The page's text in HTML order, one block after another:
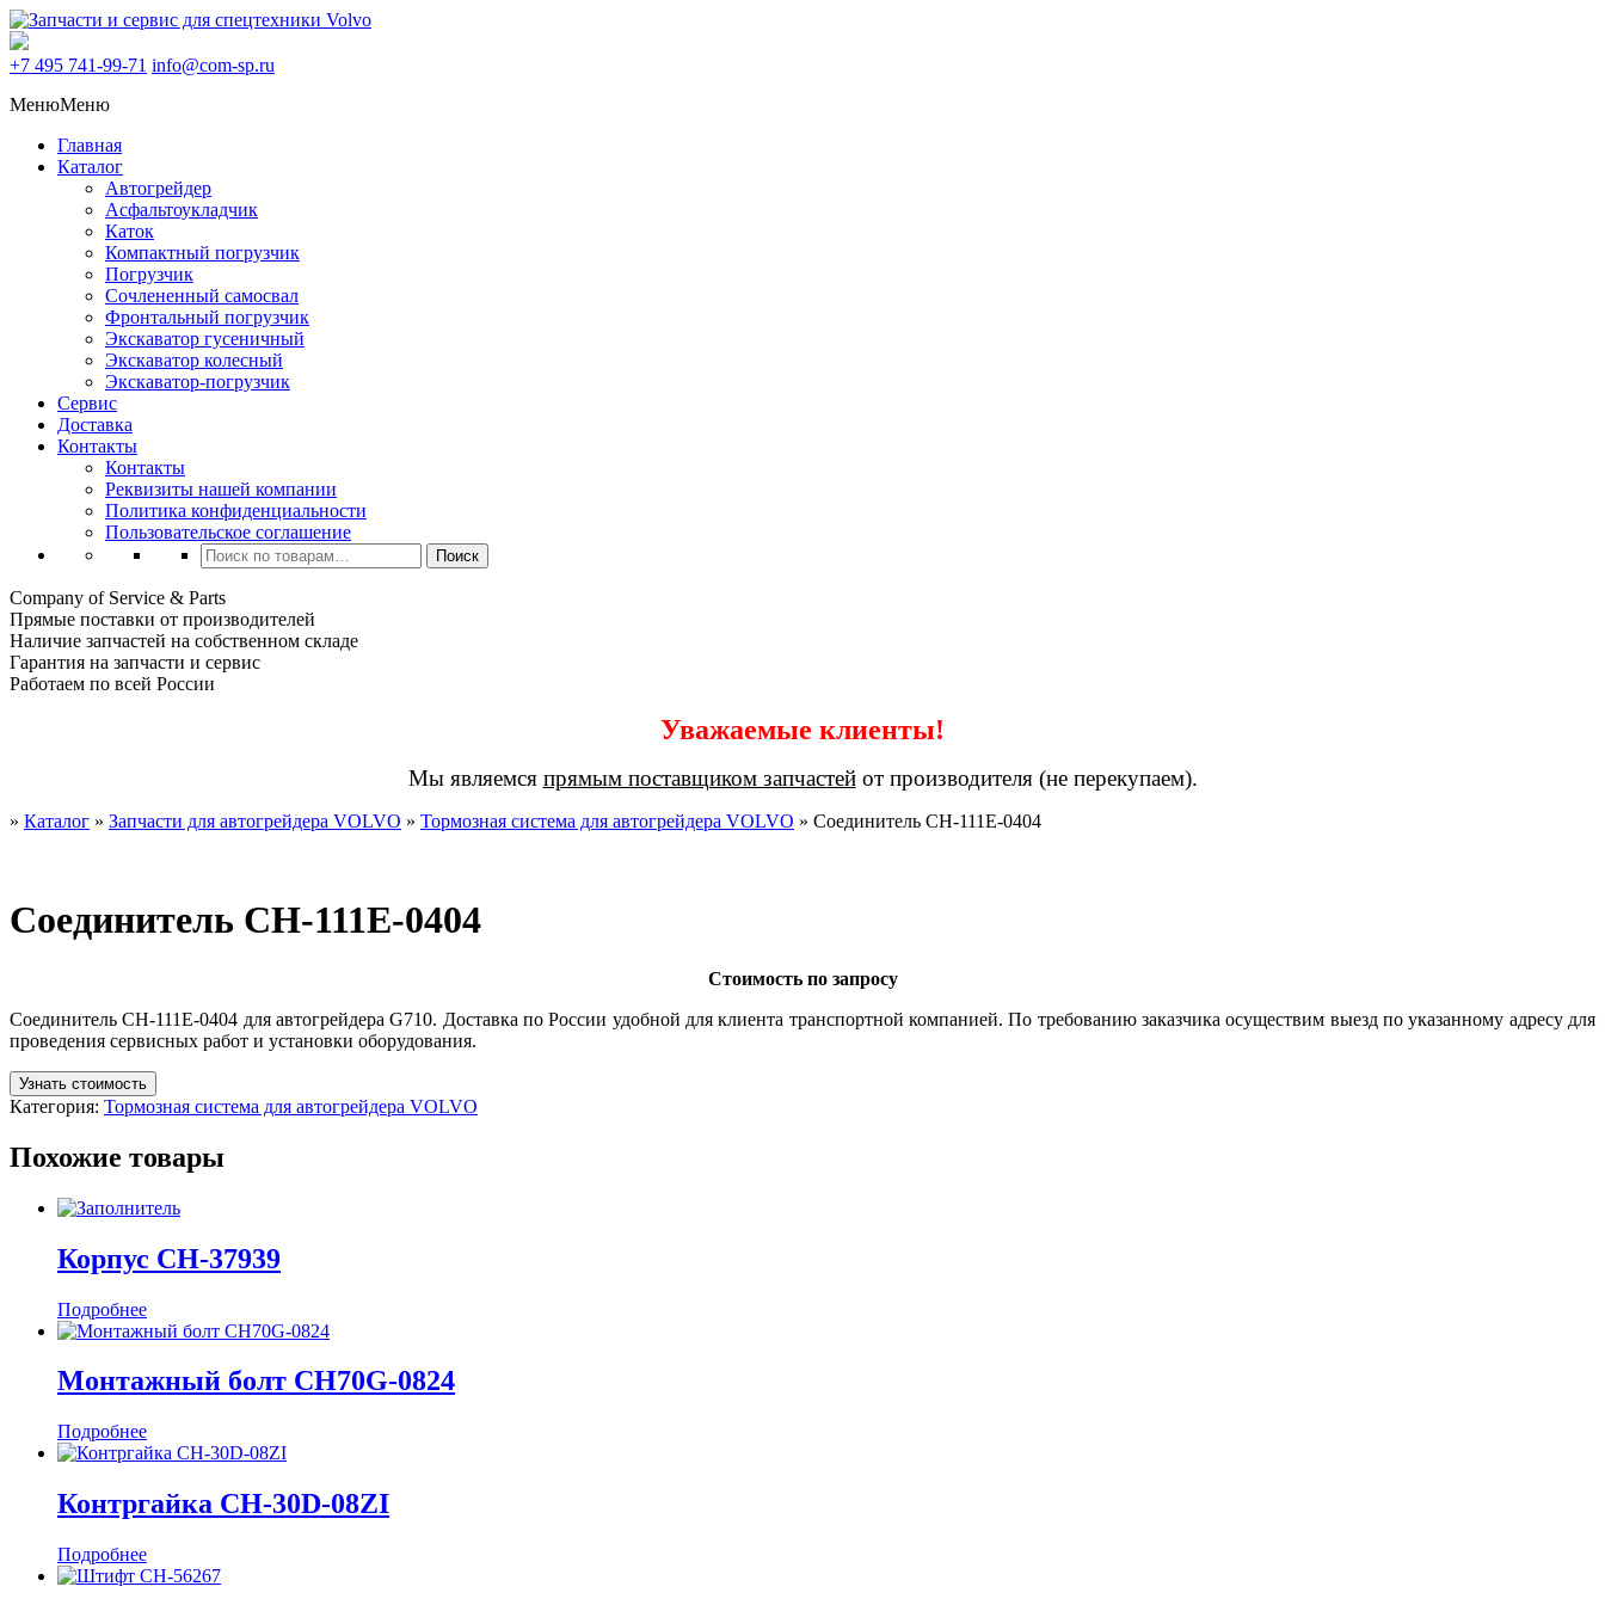
+7 495 741-99-71 info@com-sp.ru
МенюМеню
Главная
Каталог
Автогрейдер
Асфальтоукладчик
Каток
Компактный погрузчик
Погрузчик
Сочлененный самосвал
Фронтальный погрузчик
Экскаватор гусеничный
Экскаватор колесный
Экскаватор-погрузчик
Сервис
Доставка
Контакты
Контакты
Реквизиты нашей компании
Политика конфиденциальности
Пользовательское соглашение
Искать:
Поиск
Company of Service & Parts
Прямые поставки от производителей
Наличие запчастей на собственном складе
Гарантия на запчасти и сервис
Работаем по всей России
Уважаемые клиенты!
Мы являемся прямым поставщиком запчастейот производителя (не перекупаем).
» Каталог » Запчасти для автогрейдера VOLVO » Тормозная система для автогрейдера VOLVO » Соединитель CH-111E-0404
Соединитель CH-111E-0404
Стоимость по запросу
Соединитель CH-111E-0404 для автогрейдера G710. Доставка по России удобной для клиента транспортной компанией. По требованию заказчика осуществим выезд по указанному адресу для
проведения сервисных работ и установки оборудования.
Узнать стоимость
Категория: Тормозная система для автогрейдера VOLVO
Похожие товары
Корпус CH-37939
Подробнее
Монтажный болт CH70G-0824
Подробнее
Контргайка CH-30D-08ZI
Подробнее